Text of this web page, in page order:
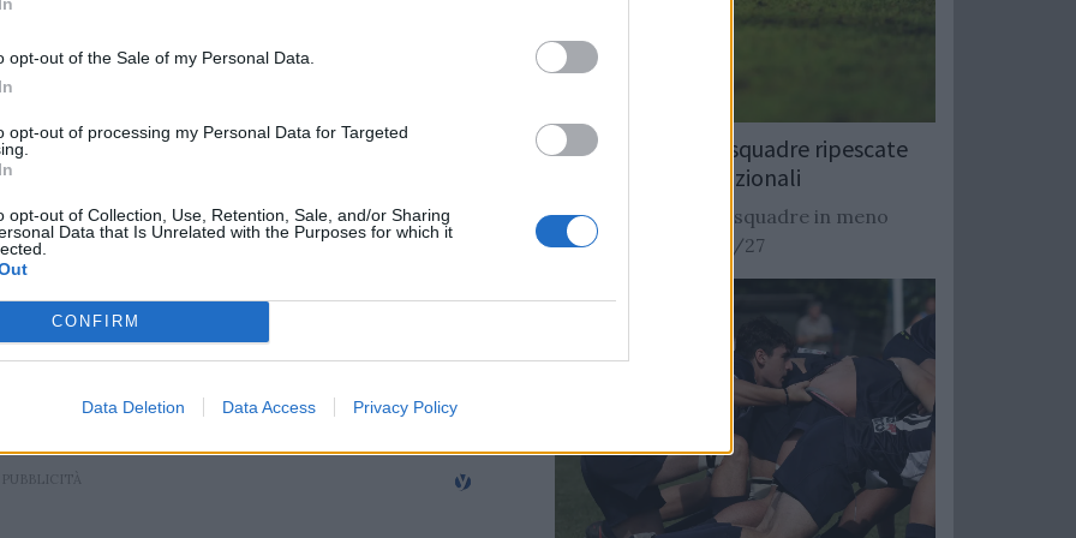
opt-out of the Sale of my Personal Data.
opt-out of processing my Personal Data for Targeted
opt-out of Collection, Use, Retention, Sale, and/or Sharing
Data that Is Unrelated with the Purposes for which it
CONFIRM
Data Deletion Data Access Privacy Policy
estremo
la squalifica di Ntamack farà le
Leo Barrè - scrivono Maxime Raulin
- Il parigino, ripresosi da una
prima del torneo, dovrebbe
a Thomas Ramos d'essere allineato
capitano Antoine Dupont. È lo schema
sue prime selezioni negli ultimi due
test autunnali, alternandosi con Romain
a Roma a scapito di Jalibert, che
5 riservisti, fuori dalla lista dei 23 del
Rugby: Record di squadre ripescate
nei campionati nazionali
Si stimano oltre 20 squadre in meno
dalla stagione 2026/27